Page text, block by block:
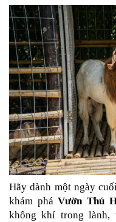
Hãy dành một ngày
khám phá Vườn Thú
không khí trong